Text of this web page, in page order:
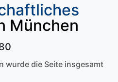
München
wurde die Seite insgesamt